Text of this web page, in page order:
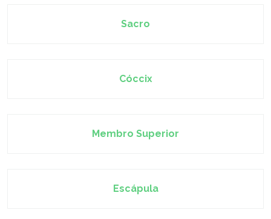
Sacro
Cóccix
Membro Superior
Escápula